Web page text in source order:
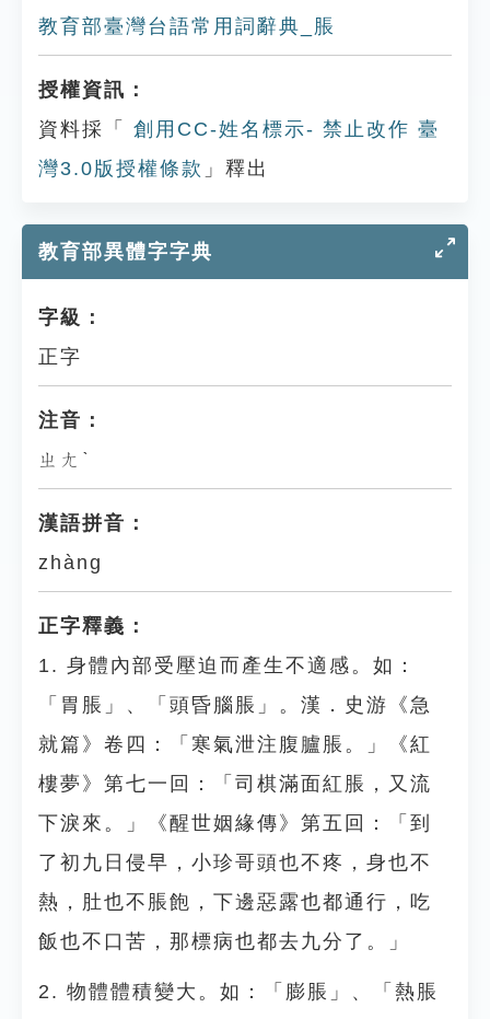
教育部臺灣台語常用詞辭典_脹
授權資訊：
資料採「
創用CC-姓名標示- 禁止改作 臺
灣3.0版授權條款 」釋出
教育部異體字字典
字級：
正字
注音：
ㄓㄤˋ
漢語拼音：
zhàng
正字釋義：
1. 身體內部受壓迫而產生不適感。如：
「胃脹」、「頭昏腦脹」。漢．史游《急
就篇》卷四：「寒氣泄注腹臚脹。」《紅
樓夢》第七一回：「司棋滿面紅脹，又流
下淚來。」《醒世姻緣傳》第五回：「到
了初九日侵早，小珍哥頭也不疼，身也不
熱，肚也不脹飽，下邊惡露也都通行，吃
飯也不口苦，那標病也都去九分了。」
2. 物體體積變大。如：「膨脹」、「熱脹